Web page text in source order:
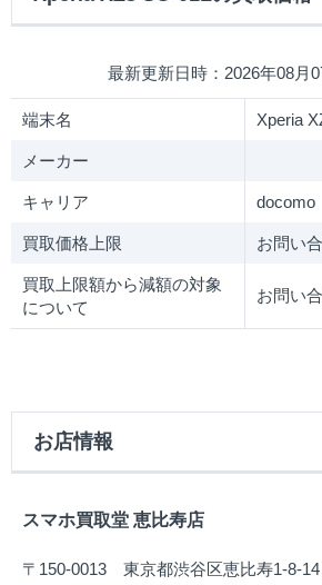
最新更新日時：2026年08月
端末名 Xperia
メーカー
キャリア docomo
買取価格上限 お問い
買取上限額から減額の対象
について
お問い
お店情報
スマホ買取堂 恵比寿店
〒150-0013 東京都渋谷区恵比寿1-8-14